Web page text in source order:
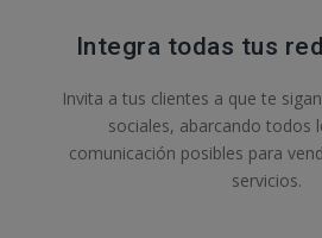
Integra todas tus
Invita a tus clientes a que te
sociales, abarcando todos
comunicación posibles para
servicios.